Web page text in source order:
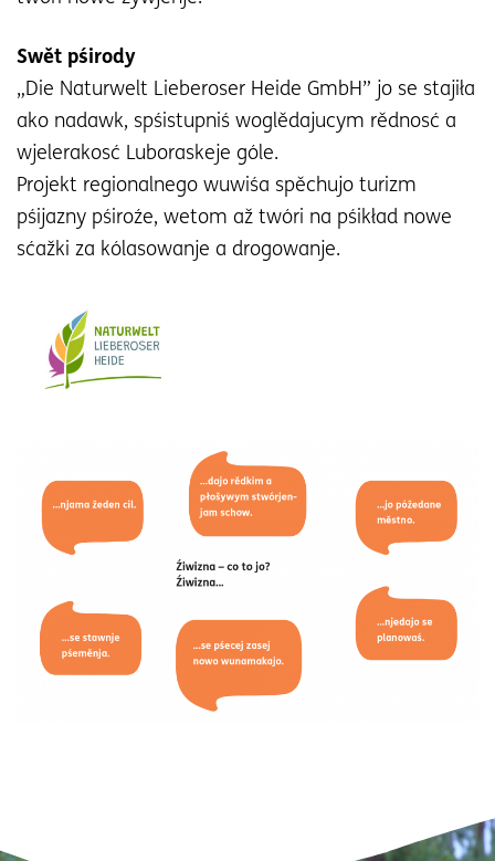
Swět pśirody
„Die Naturwelt Lieberoser Heide GmbH” jo se stajiła
ako nadawk, spśistupniś woglědajucym rědnosć a
wjelerakosć Luboraskeje góle.
Projekt regionalnego wuwiśa spěchujo turizm
pśijazny pśiroźe, wetom až twóri na pśikład nowe
sćažki za kólasowanje a drogowanje.